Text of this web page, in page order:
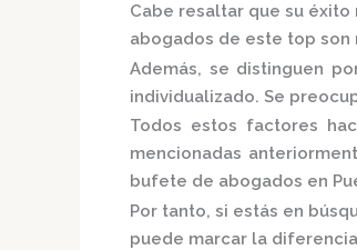
Cabe resaltar que su
abogados de este top
Además, se distinguen
individualizado. Se
Todos estos factores
mencionadas
bufete de abogados en
Por tanto, si estás en
puede marcar la